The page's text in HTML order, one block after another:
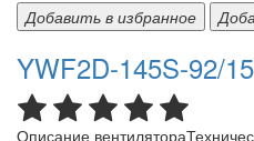
Добавить в избранное
YWF2D-145S-92/15
Описание